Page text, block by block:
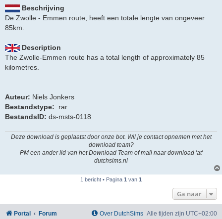
Beschrijving
De Zwolle - Emmen route, heeft een totale lengte van ongeveer
85km.
Description
The Zwolle-Emmen route has a total length of approximately 85
kilometres.
Auteur: Niels Jonkers
Bestandstype: .rar
BestandsID: ds-msts-0118
Deze download is geplaatst door onze bot. Wil je contact opnemen met het
download team?
PM een ander lid van het Download Team of mail naar download 'at'
dutchsims.nl
1 bericht • Pagina 1 van 1
Ga naar
Portal Forum Alle tijden zijn UTC+02:00
Over DutchSims